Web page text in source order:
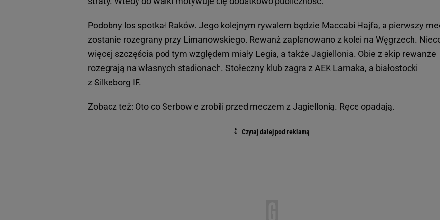
Podobny los spotkał Raków. Jego kolejnym rywalem będzie Maccabi Hajfa, a pierwszy
zostanie rozegrany przy Limanowskiego. Rewanż zaplanowano z kolei na Węgrzech.
więcej szczęścia pod tym względem miały Legia, a także Jagiellonia. Obie z ekip rewanże
rozegrają na własnych stadionach. Stołeczny klub zagra z AEK Larnaka, a białostocki
z Silkeborg IF.
Zobacz też: Oto co Serbowie zrobili przed meczem z Jagiellonią. Ręce opadają.